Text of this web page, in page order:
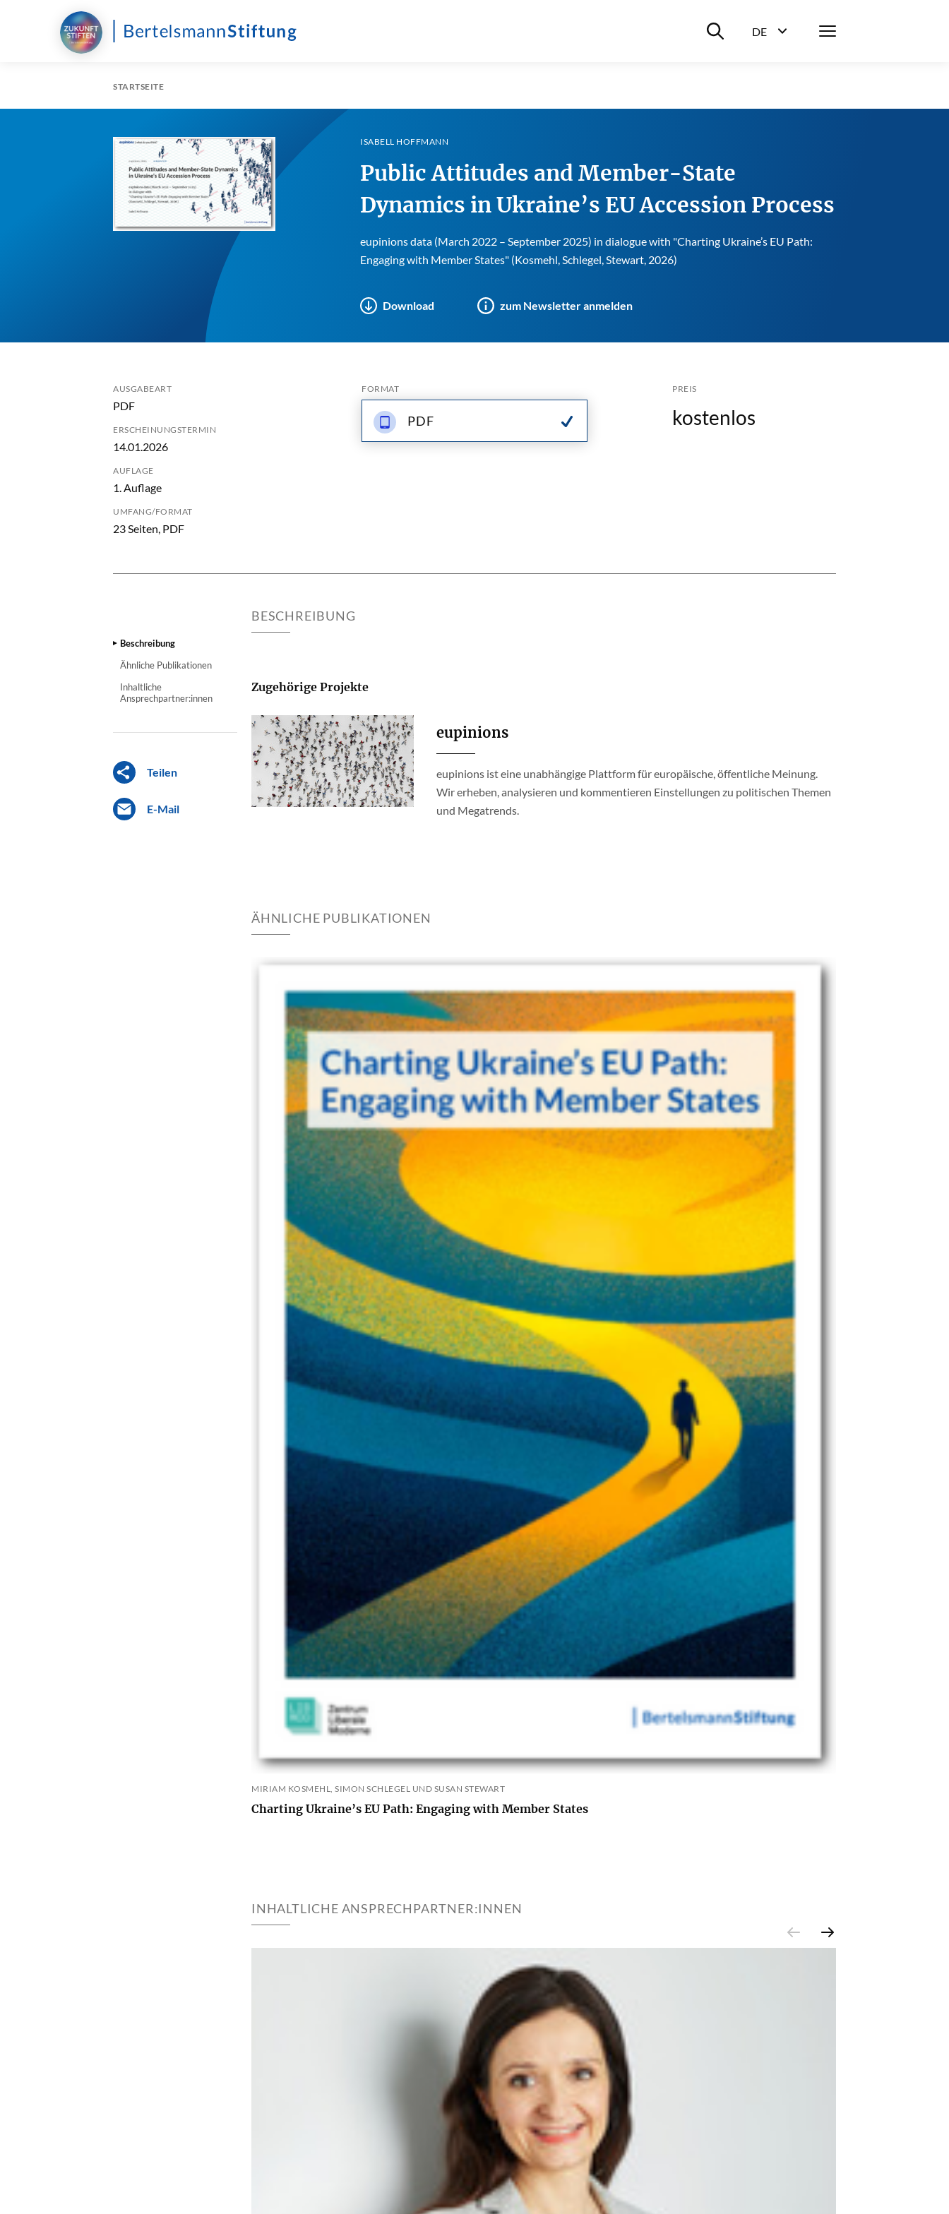
Suche ein-/ausblenden
DE
Menü
STARTSEITE
ISABELL HOFFMANN
Public Attitudes and Member-State
Dynamics in Ukraine’s EU Accession Process
eupinions data (March 2022 – September 2025) in dialogue with "Charting Ukraine’s EU Path:
Engaging with Member States" (Kosmehl, Schlegel, Stewart, 2026)
Download zum Newsletter anmelden
AUSGABEART
PDF
ERSCHEINUNGSTERMIN
14.01.2026
AUFLAGE
1. Auflage
UMFANG/FORMAT
23 Seiten, PDF
FORMAT
PDF
PREIS
kostenlos
Beschreibung
Ähnliche Publikationen
Inhaltliche
Ansprechpartner:innen
Teilen
E-Mail
BESCHREIBUNG
Zugehörige Projekte
eupinions
eupinions ist eine unabhängige Plattform für europäische, öffentliche Meinung.
Wir erheben, analysieren und kommentieren Einstellungen zu politischen Themen
und Megatrends.
ÄHNLICHE PUBLIKATIONEN
MIRIAM KOSMEHL, SIMON SCHLEGEL UND SUSAN STEWART
Charting Ukraine’s EU Path: Engaging with Member States
INHALTLICHE ANSPRECHPARTNER:INNEN